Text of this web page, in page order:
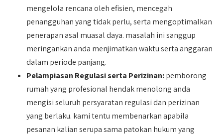
mengelola rencana oleh efisien, mencegah
penangguhan yang tidak perlu, serta mengoptimalkan
penerapan asal muasal daya. masalah ini sanggup
meringankan anda menjimatkan waktu serta anggaran
dalam periode panjang.
Pelampiasan Regulasi serta Perizinan:pemborong
rumah yang profesional hendak menolong anda
mengisi seluruh persyaratan regulasi dan perizinan
yang berlaku. kami tentu membenarkan apabila
pesanan kalian serupa sama patokan hukum yang